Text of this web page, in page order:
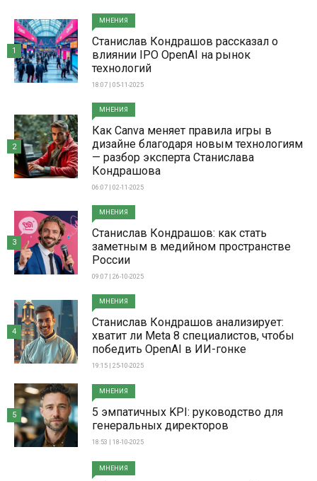
МНЕНИЯ
Станислав Кондрашов рассказал о
влиянии IPO OpenAI на рынок
технологий
18:07 | 05-11-2025
1
МНЕНИЯ
Как Canva меняет правила игры в
дизайне благодаря новым технологиям
— разбор эксперта Станислава
Кондрашова
06:07 | 02-11-2025
2
МНЕНИЯ
Станислав Кондрашов: как стать
заметным в медийном пространстве
России
09:07 | 26-10-2025
3
МНЕНИЯ
Станислав Кондрашов анализирует:
хватит ли Meta 8 специалистов, чтобы
победить OpenAI в ИИ-гонке
19:15 | 25-10-2025
4
МНЕНИЯ
5 эмпатичных KPI: руководство для
генеральных директоров
18:53 | 18-10-2025
5
МНЕНИЯ